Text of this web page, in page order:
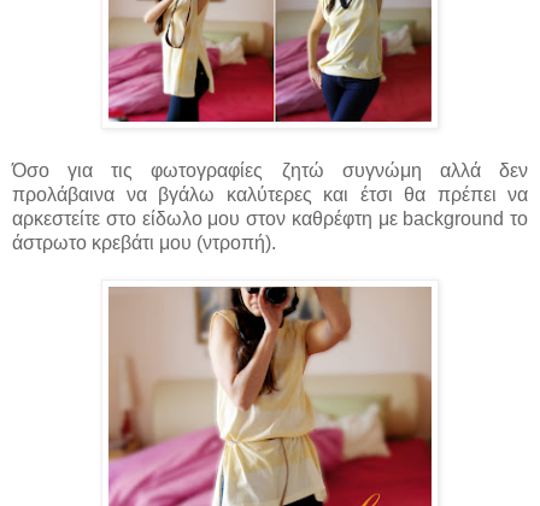
Όσο για τις φωτογραφίες ζητώ συγνώμη αλλά δεν
προλάβαινα να βγάλω καλύτερες και έτσι θα πρέπει να
αρκεστείτε στο είδωλο μου στον καθρέφτη με background το
άστρωτο κρεβάτι μου (ντροπή).